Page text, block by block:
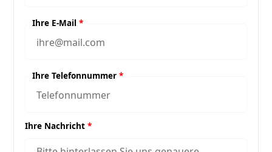
Ihre E-Mail*
Ihre Telefonnummer*
Ihre Nachricht*